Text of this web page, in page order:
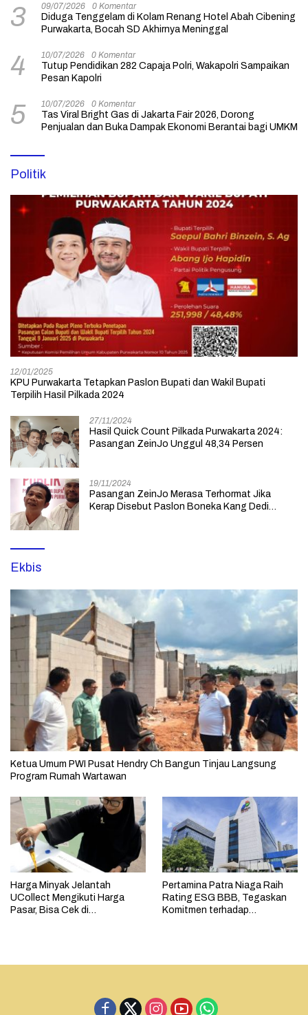
3 09/07/2026 0 Komentar
Diduga Tenggelam di Kolam Renang Hotel Abah Cibening
Purwakarta, Bocah SD Akhirnya Meninggal
4 10/07/2026 0 Komentar
Tutup Pendidikan 282 Capaja Polri, Wakapolri Sampaikan
Pesan Kapolri
5 10/07/2026 0 Komentar
Tas Viral Bright Gas di Jakarta Fair 2026, Dorong
Penjualan dan Buka Dampak Ekonomi Berantai bagi UMKM
Politik
12/01/2025
KPU Purwakarta Tetapkan Paslon Bupati dan Wakil Bupati
Terpilih Hasil Pilkada 2024
27/11/2024
Hasil Quick Count Pilkada Purwakarta 2024:
Pasangan ZeinJo Unggul 48,34 Persen
19/11/2024
Pasangan ZeinJo Merasa Terhormat Jika
Kerap Disebut Paslon Boneka Kang Dedi
Ekbis
Ketua Umum PWI Pusat Hendry Ch Bangun Tinjau Langsung
Program Rumah Wartawan
Harga Minyak Jelantah
UCollect Mengikuti Harga
Pasar, Bisa Cek di
Pertamina Patra Niaga Raih
Rating ESG BBB, Tegaskan
Komitmen terhadap